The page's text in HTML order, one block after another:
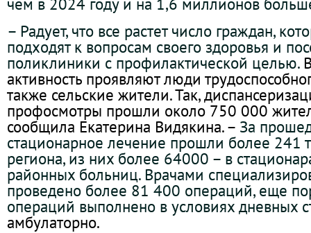
– Радует, что все растет число граждан,
подходят к вопросам своего здоровья и
поликлиники с профилактической целью.
активность проявляют люди
также сельские жители. Так,
профосмотры прошли около 750 000
сообщила Екатерина Видякина. – За
стационарное лечение прошли более 241
региона, из них более 64000 – в
районных больниц. Врачами
проведено более 81 400 операций, еще
операций выполнено в условиях дневных
амбулаторно.